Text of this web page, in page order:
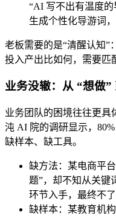
“AI 写不出有温度
生成个性化导游词
老板需要的是“清醒认知”
投入产出比如何，需要匹
业务没辙：从 “想做
业务团队的困境往往更具
沌 AI 院的调研显示，
缺样本、缺工具。
缺方法：某电商平
题”，却不知从关键
环节入手，最终不了
缺样本：某教育机